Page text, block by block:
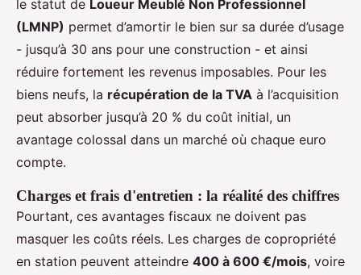
le statut de Loueur Meublé Non Professionnel
(LMNP) permet d’amortir le bien sur sa durée d’usage
- jusqu’à 30 ans pour une construction - et ainsi
réduire fortement les revenus imposables. Pour les
biens neufs, la récupération de la TVA à l’acquisition
peut absorber jusqu’à 20 % du coût initial, un
avantage colossal dans un marché où chaque euro
compte.
Charges et frais d'entretien : la réalité des chiffres
Pourtant, ces avantages fiscaux ne doivent pas
masquer les coûts réels. Les charges de copropriété
en station peuvent atteindre 400 à 600 €/mois, voire